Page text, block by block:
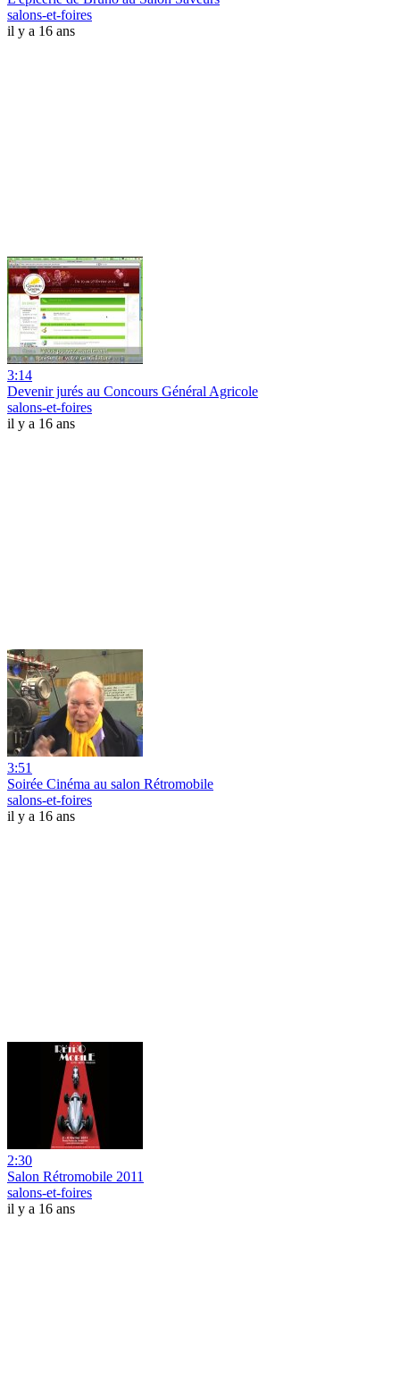
salons-et-foires
il y a 16 ans
3:14
Devenir jurés au Concours Général Agricole
salons-et-foires
il y a 16 ans
3:51
Soirée Cinéma au salon Rétromobile
salons-et-foires
il y a 16 ans
2:30
Salon Rétromobile 2011
salons-et-foires
il y a 16 ans